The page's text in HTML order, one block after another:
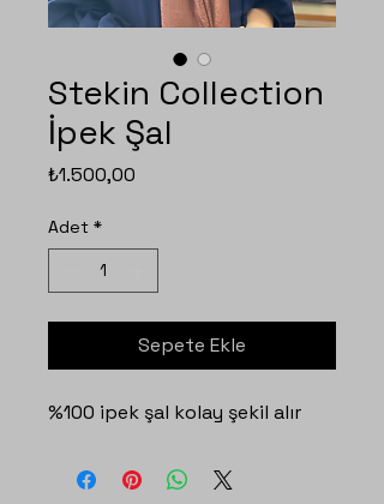
Stekin Collection
İpek Şal
₺1.500,00
Adet *
Sepete Ekle
%100 ipek şal kolay şekil alır